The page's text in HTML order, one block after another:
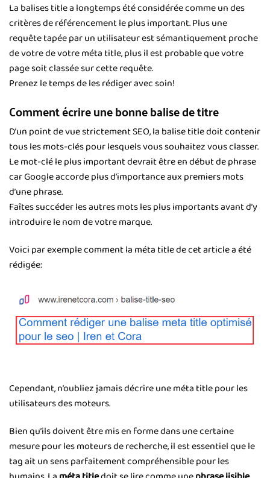
La balises title a longtemps été considérée comme un des
critères de référencement le plus important. Plus une
requête tapée par un utilisateur est sémantiquement proche
de votre de votre méta title, plus il est probable que votre
page soit classée sur cette requête.
Prenez le temps de les rédiger avec soin!
Comment écrire une bonne balise de titre
D’un point de vue strictement SEO, la balise title doit contenir
tous les mots-clés pour lesquels vous souhaitez vous classer.
Le mot-clé le plus important devrait être en début de phrase
car Google accorde plus d’importance aux premiers mots
d’une phrase.
Faîtes succéder les autres mots les plus importants avant d’y
introduire le nom de votre marque.
Voici par exemple comment la méta title de cet article a été
rédigée:
Cependant, n’oubliez jamais décrire une méta title pour les
utilisateurs des moteurs.
Bien qu’ils doivent être mis en forme dans une certaine
mesure pour les moteurs de recherche, il est essentiel que le
tag ait un sens parfaitement compréhensible pour les